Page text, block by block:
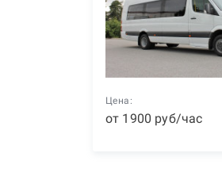
Цена:
от 1900 руб/час